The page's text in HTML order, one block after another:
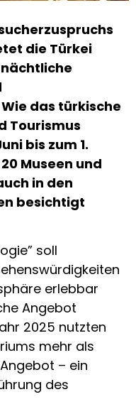
die Türkei
das türkische
Tourismus
bis zum 1.
Museen und
in den
besichtigt
soll
erlebbar
Angebot
2025 nutzten
mehr als
– ein
des